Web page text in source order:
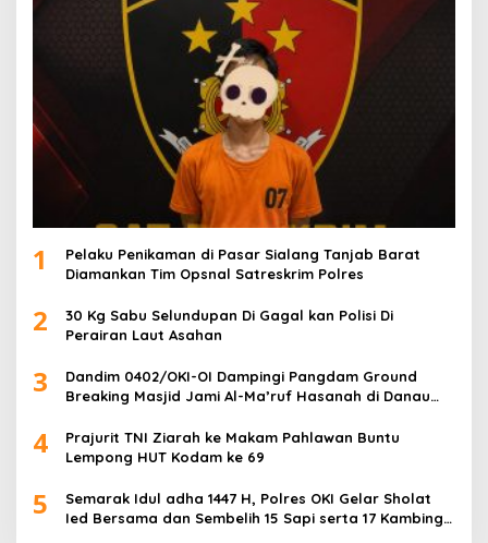
1
Pelaku Penikaman di Pasar Sialang Tanjab Barat
Diamankan Tim Opsnal Satreskrim Polres
2
30 Kg Sabu Selundupan Di Gagal kan Polisi Di
Perairan Laut Asahan
3
Dandim 0402/OKI-OI Dampingi Pangdam Ground
Breaking Masjid Jami Al-Ma’ruf Hasanah di Danau
4
Prajurit TNI Ziarah ke Makam Pahlawan Buntu
Lempong HUT Kodam ke 69
5
Semarak Idul adha 1447 H, Polres OKI Gelar Sholat
Ied Bersama dan Sembelih 15 Sapi serta 17 Kambing